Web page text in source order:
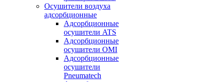
Осушители воздуха
адсорбционные
Адсорбционные
осушители ATS
Адсорбционные
осушители OMI
Адсорбционные
осушители
Pneumatech